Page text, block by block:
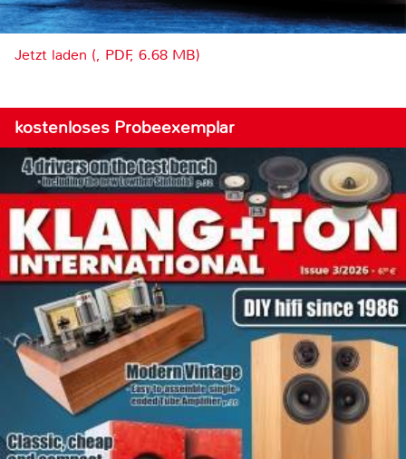
Jetzt laden (, PDF, 6.68 MB)
kostenloses Probeexemplar